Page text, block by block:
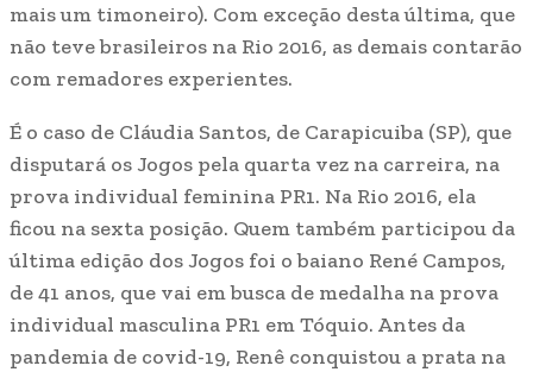
mais um timoneiro). Com exceção desta última, que
não teve brasileiros na Rio 2016, as demais contarão
com remadores experientes.
É o caso de Cláudia Santos, de Carapicuiba (SP), que
disputará os Jogos pela quarta vez na carreira, na
prova individual feminina PR1. Na Rio 2016, ela
ficou na sexta posição. Quem também participou da
última edição dos Jogos foi o baiano René Campos,
de 41 anos, que vai em busca de medalha na prova
individual masculina PR1 em Tóquio. Antes da
pandemia de covid-19, Renê conquistou a prata na